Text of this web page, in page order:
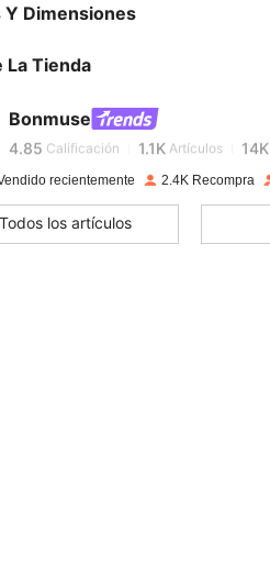
Y Dimensiones
La Tienda
Bonmuse
4.85
4.85
1.1K
4.85 Calificación 1.1K Artículos 14K
4.85 1.1K
14K
4.85
4.85
1.1K
14K
recientemente 2.4K Recompra
los artículos